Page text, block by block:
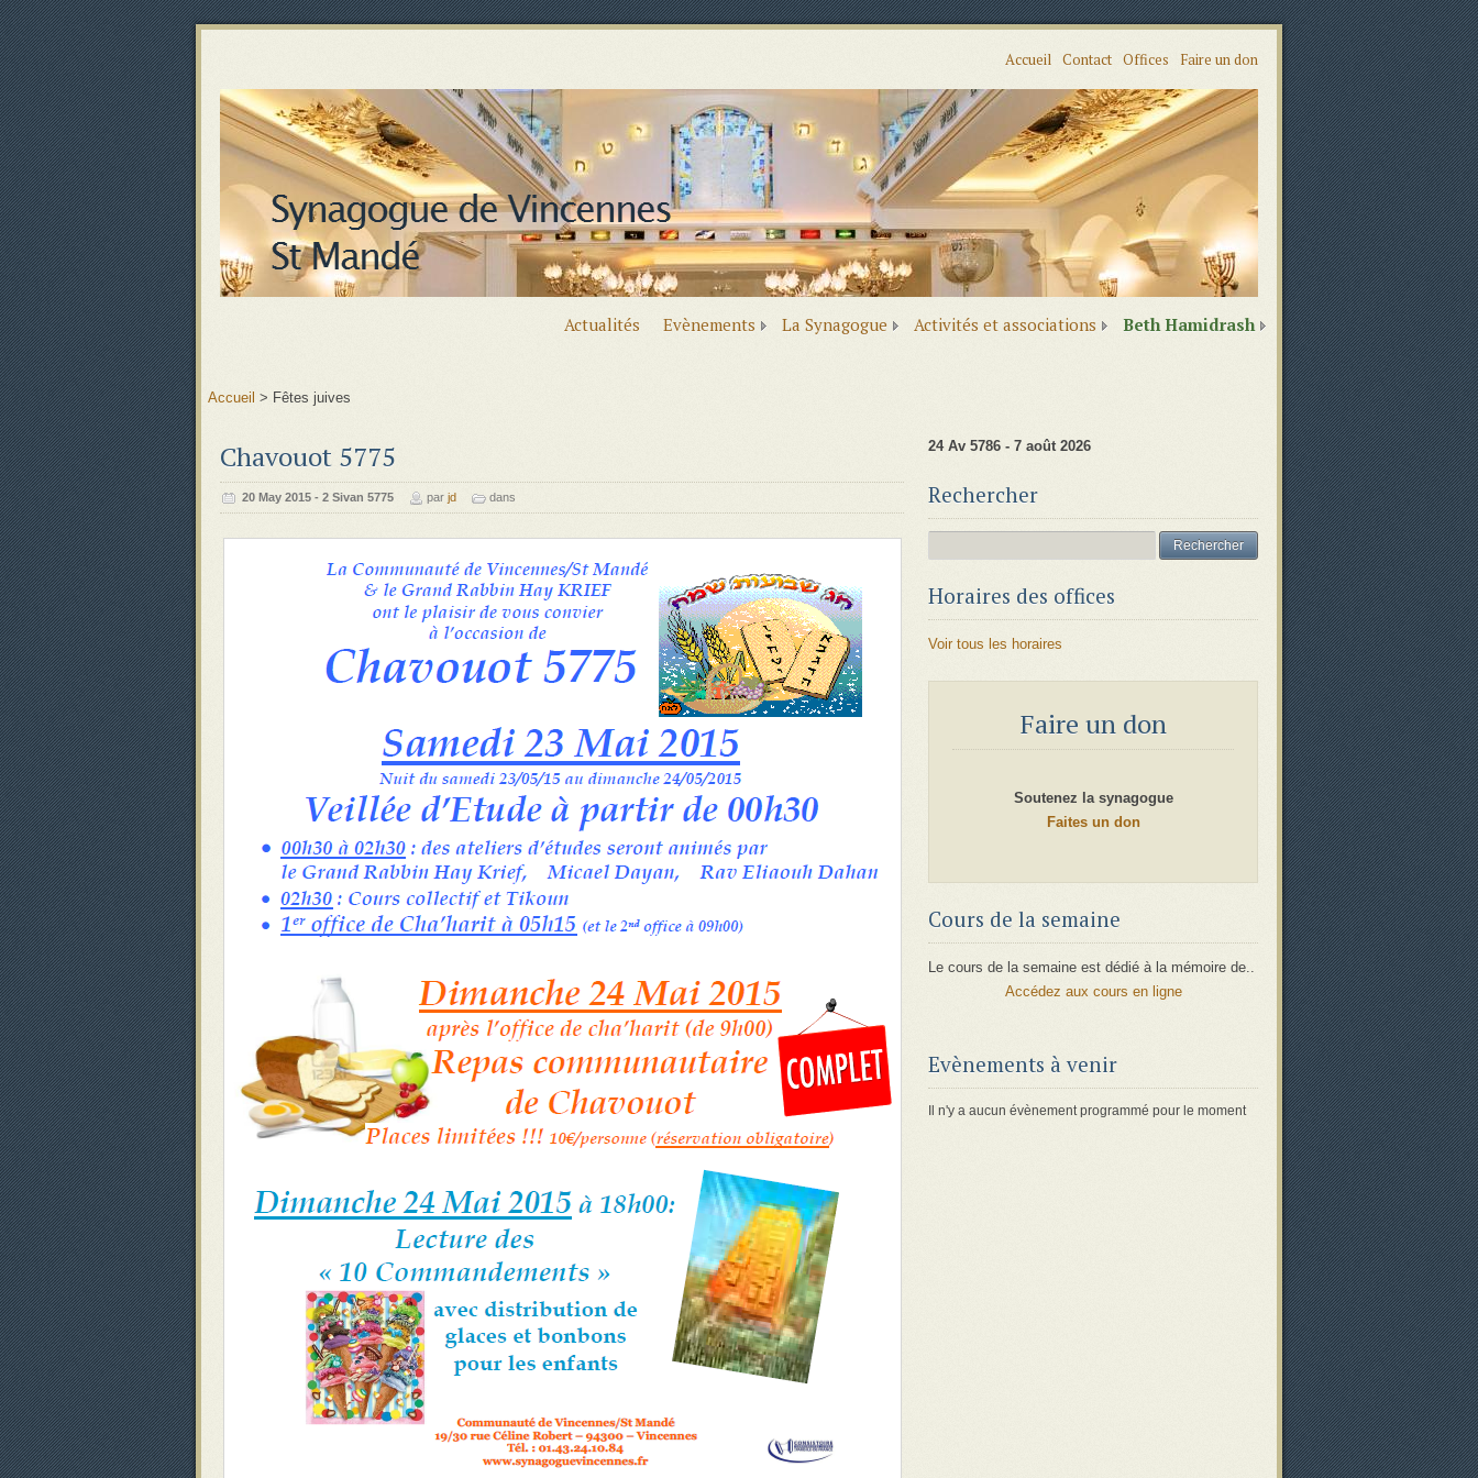
Accueil Contact Offices Faire un don
Actualités Evènements La Synagogue Activités et associations Beth Hamidrash
Accueil > Fêtes juives
Chavouot 5775
‍‍20 May 2015 - 2 Sivan 5775 par jd dans
24 Av 5786 - 7 août 2026
Rechercher
Horaires des offices
Voir tous les horaires
Faire un don
Soutenez la synagogue
Faites un don
Cours de la semaine
Le cours de la semaine est dédié à la mémoire de..
Accédez aux cours en ligne
Evènements à venir
Il n'y a aucun évènement programmé pour le moment